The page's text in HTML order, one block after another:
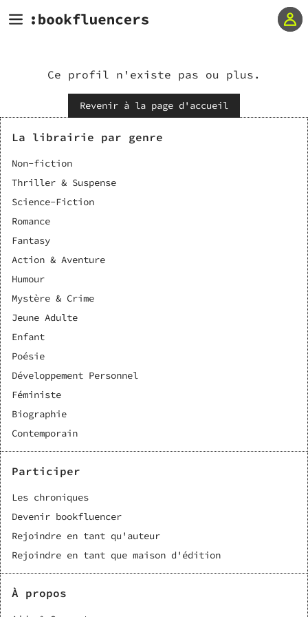
Ce profil n'existe pas ou plus.
Revenir à la page d'accueil
La librairie par genre
Non-fiction
Thriller & Suspense
Science-Fiction
Romance
Fantasy
Action & Aventure
Humour
Mystère & Crime
Jeune Adulte
Enfant
Poésie
Développement Personnel
Féministe
Biographie
Contemporain
Participer
Les chroniques
Devenir bookfluencer
Rejoindre en tant qu'auteur
Rejoindre en tant que maison d'édition
À propos